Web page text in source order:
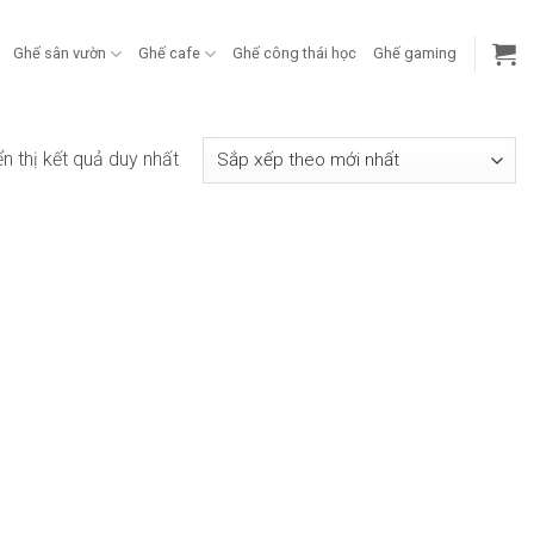
Ghế sân vườn Ghế cafe Ghế công thái học Ghế gaming
thị kết quả duy nhất